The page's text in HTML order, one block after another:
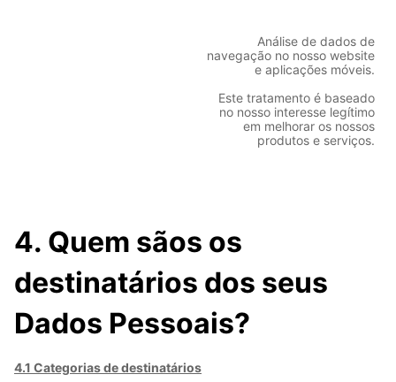
Análise de dados de
navegação no nosso website
e aplicações móveis.
Este tratamento é baseado
no nosso interesse legítimo
em melhorar os nossos
produtos e serviços.
4. Quem sãos os
destinatários dos seus
Dados Pessoais?
4.1 Categorias de destinatários